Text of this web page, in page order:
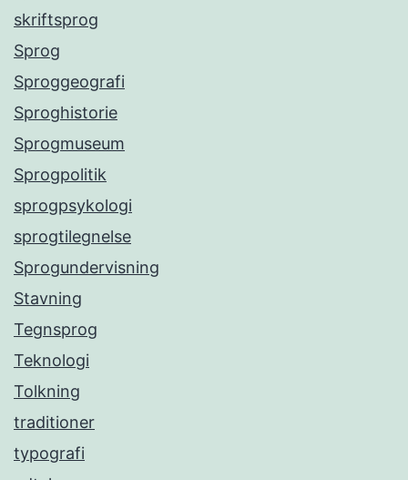
skriftsprog
Sprog
Sproggeografi
Sproghistorie
Sprogmuseum
Sprogpolitik
sprogpsykologi
sprogtilegnelse
Sprogundervisning
Stavning
Tegnsprog
Teknologi
Tolkning
traditioner
typografi